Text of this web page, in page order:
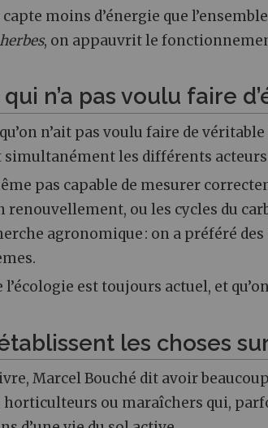
moins d’énergie que
, on appauvrit le
n’a pas voulu faire
n’ait pas voulu faire de
les différents acteurs
pas capable de mesurer
ou les cycles du
agronomique : on a préféré
est toujours actuel, et
les choses
Marcel Bouché dit avoir
horticulteurs ou maraîchers qui,